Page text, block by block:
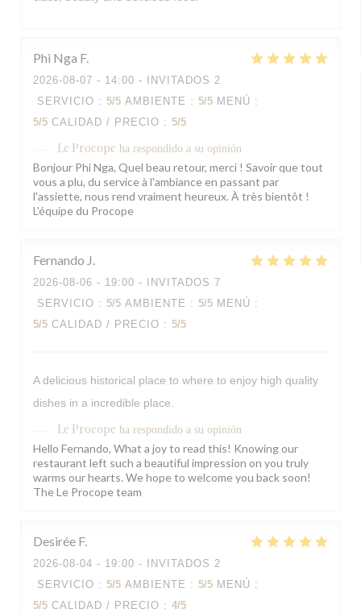
Phi Nga F
2026-08-07 - 14:00 - INVITADOS 2
SERVICIO : 5/5 AMBIENTE : 5/5 MENÚ :
5/5 CALIDAD / PRECIO : 5/5
Le Procope ha respondido a su opinión
Bonjour Phi Nga, Quel beau retour, merci ! Savoir que tout
vous a plu, du service à l'ambiance en passant par
l'assiette, nous rend vraiment heureux. À très bientôt !
L'équipe du Procope
Fernando J
2026-08-06 - 19:00 - INVITADOS 7
SERVICIO : 5/5 AMBIENTE : 5/5 MENÚ :
5/5 CALIDAD / PRECIO : 5/5
A delicious historical place to where to enjoy high quality
dishes in a incredible place.
Le Procope ha respondido a su opinión
Hello Fernando, What a joy to read this! Knowing our
restaurant left such a beautiful impression on you truly
warms our hearts. We hope to welcome you back soon!
The Le Procope team
Desirée F
2026-08-04 - 19:00 - INVITADOS 2
SERVICIO : 5/5 AMBIENTE : 5/5 MENÚ :
5/5 CALIDAD / PRECIO : 4/5